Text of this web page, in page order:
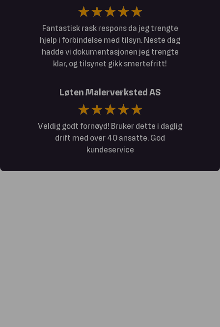
Fantastisk rask respons da jeg trengte
hjelp i forbindelse med tilsyn. Neste dag
hadde vi dokumentasjonen jeg trengte
klar, og tilsynet gikk smertefritt!
Løten Malerverksted AS
Veldig godt fornøyd! Bruker dette i daglig
drift med over 40 ansatte. God
kundeservice